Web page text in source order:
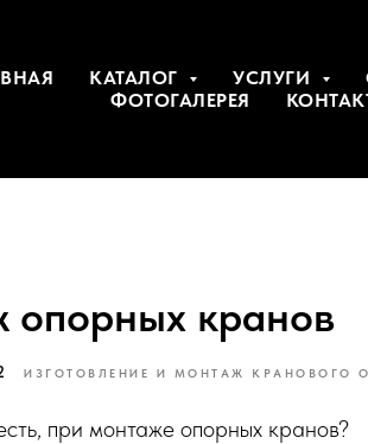
КАТАЛОГ УСЛУГИ
ФОТОГАЛЕРЕЯ
кранов
ИЗГОТОВЛЕНИЕ И МОНТАЖ КРАНОВОГО
при монтаже опорных кранов?